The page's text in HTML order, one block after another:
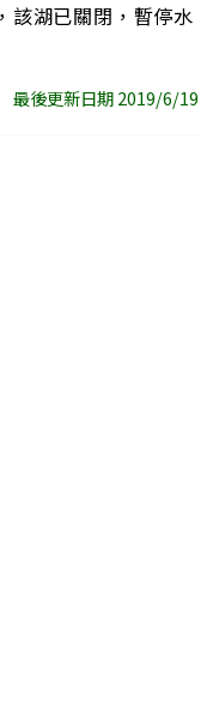
該湖已關閉，暫停水
最後更新日期 2019/6/19